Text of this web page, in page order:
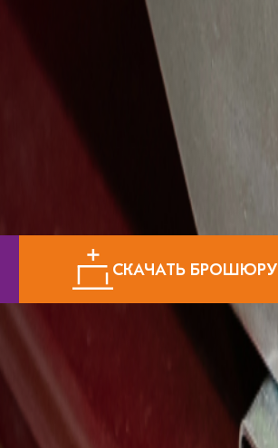
СКАЧАТЬ БРОШЮРУ